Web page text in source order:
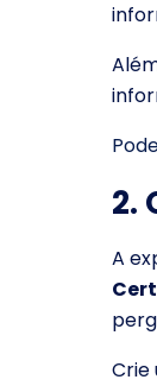
2.
A
Crie